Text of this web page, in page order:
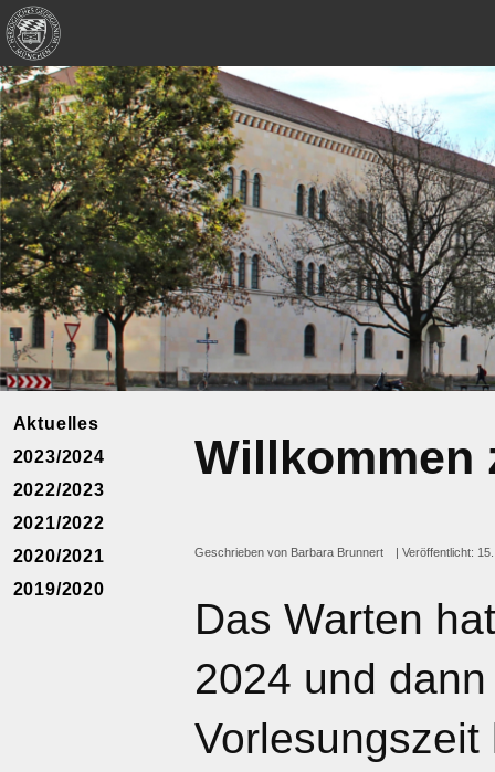
Aktuelles
2023/2024
2022/2023
2021/2022
2020/2021
2019/2020
Willkommen
Geschrieben von Barbara Brunnert Veröffentlicht:
Das Warten
2024 und